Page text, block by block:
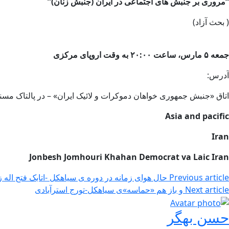
( بحث آزاد)
جمعه ۵ مارس، ساعت ۲۰:۰۰به وقت اروپای مرکزی
آدرس:
اتاق «جنبش جمهوری خواهان دموکرات و لائیک ایران» – در پالتاک
Asia and pacific
Iran
Jonbesh Jomhouri Khahan Democrat va Laic Iran
Previous article حال هوای زمانه در دوره ی سیاهکل -اتابک فتح اله
Next article و باز هم «حماسه»ی سیاهکل-تورج استرآبادی
حسن بهگر